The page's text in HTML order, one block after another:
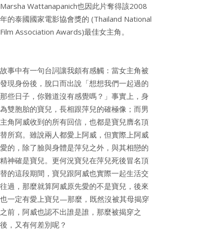
Marsha Wattanapanich也因此片奪得該2008
年的泰國國家電影協會獎的 (Thailand National
Film Association Awards)最佳女主角。
故事中有一句台詞讓我頗有感觸：當女主角被
發現身份後，脫口而出說「想想我們一起過的
那些日子，你難道沒有感覺嗎？」事實上，身
為雙胞胎的寶兒，長相跟萍兒的確極像；而男
主角阿威收到的所有回信，也都是寶兒膺名頂
替所寫。雖說兩人都愛上阿威，但實際上阿威
愛的，除了臉與身體是萍兒之外，與其相戀的
精神確是寶兒。更何況寶兒在萍兒死後冒名頂
替的這段期間，寶兒跟阿威也實際一起生活交
往過，那麼就算阿威原先愛的不是寶兒，後來
也一定有愛上寶兒—那麼，既然沒被其母揭穿
之前，阿威也認不出誰是誰，那麼被揭穿之
後，又有何差別呢？